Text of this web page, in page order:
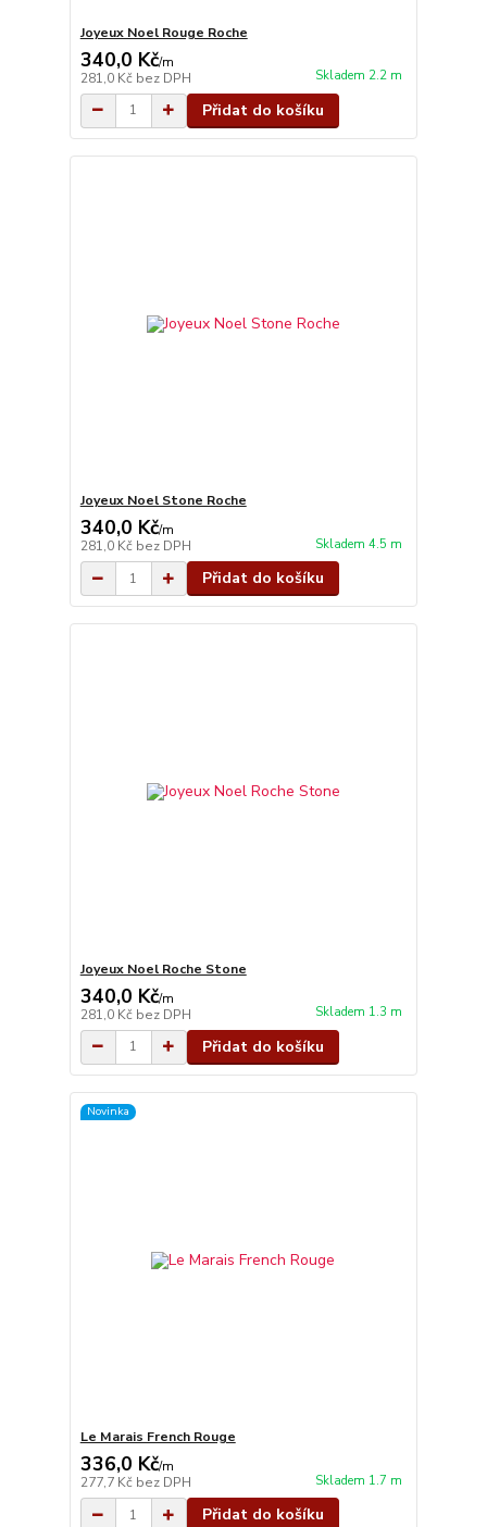
Joyeux Noel Rouge Roche
340,0 Kč/m
281,0 Kč bez DPH Skladem 2.2 m
Přidat do košíku
Joyeux Noel Stone Roche
340,0 Kč/m
281,0 Kč bez DPH Skladem 4.5 m
Přidat do košíku
Joyeux Noel Roche Stone
340,0 Kč/m
281,0 Kč bez DPH Skladem 1.3 m
Přidat do košíku
Novinka
Le Marais French Rouge
336,0 Kč/m
277,7 Kč bez DPH Skladem 1.7 m
Přidat do košíku